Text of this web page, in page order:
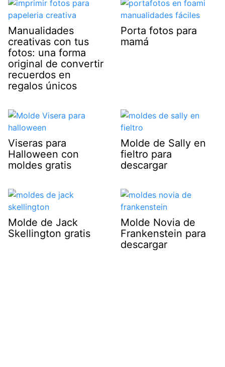
Manualidades
creativas con tus
fotos: una forma
original de convertir
recuerdos en
regalos únicos
Porta fotos para
mamá
Viseras para
Halloween con
moldes gratis
Molde de Sally en
fieltro para
descargar
Molde de Jack
Skellington gratis
Molde Novia de
Frankenstein para
descargar